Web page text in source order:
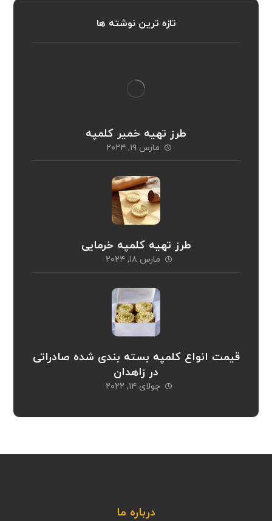
تازه ترین نوشته ها
طرز تهیه خمیر کلمپه
مارس ۱۹, ۲۰۲۴
طرز تهیه کلمپه خرمایی
مارس ۱۸, ۲۰۲۴
قیمت انواع کلمپه بسته بندی شده صادراتی
در زاهدان
جولای ۱۴, ۲۰۲۲
درباره ما